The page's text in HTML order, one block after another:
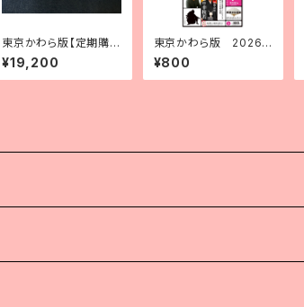
東京かわら版【定期購
読2年分】
¥19,200
東京かわら版 2026
（令和８）年７月号
¥800